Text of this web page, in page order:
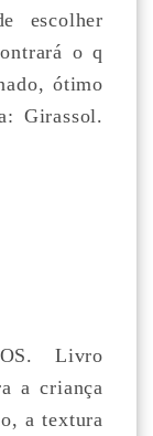
escolher
o q
ótimo
Girassol.
Livro
a criança
a textura